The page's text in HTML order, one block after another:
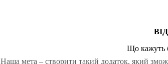
Що кажуть
Наша мета – створити такий додаток, який